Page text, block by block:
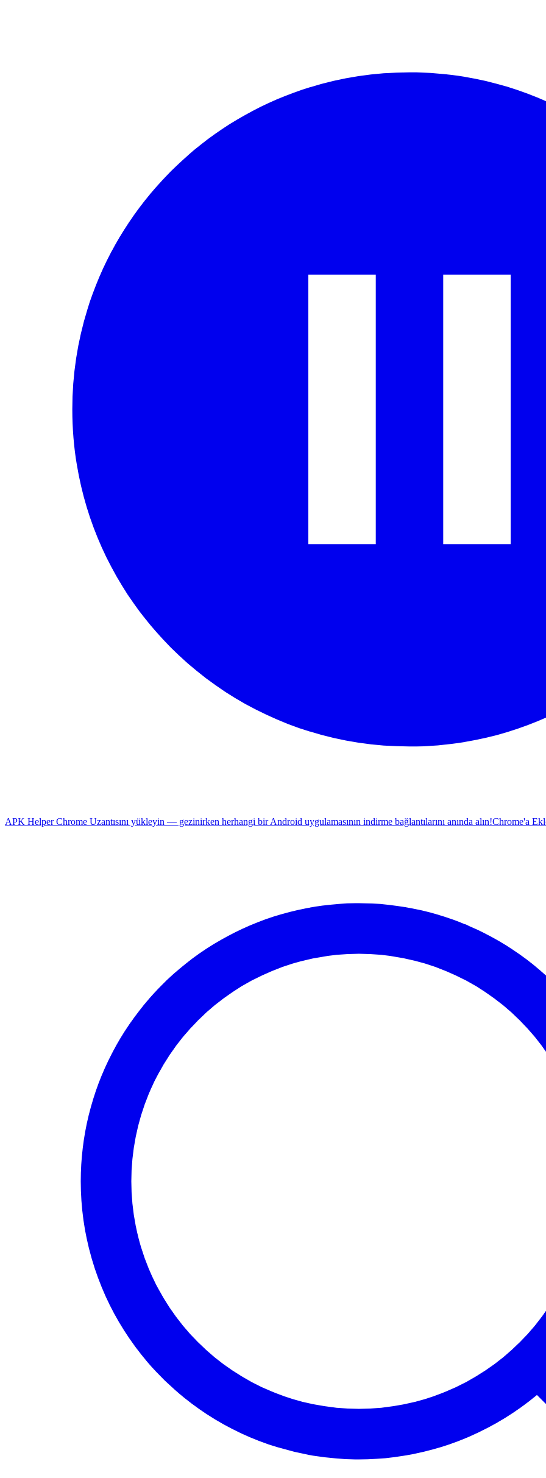
APK Helper Chrome Uzantısını yükleyin — gezinirken herhangi bir Android uygulamasının indirme bağlantılarını anında alın!Chrome'a